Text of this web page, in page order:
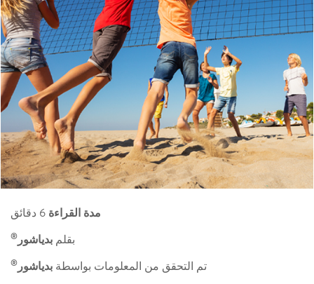
مدة القراءة
بقلم بدياشور ®
تم التحقق من المعلومات بواسطة بدياشور ®